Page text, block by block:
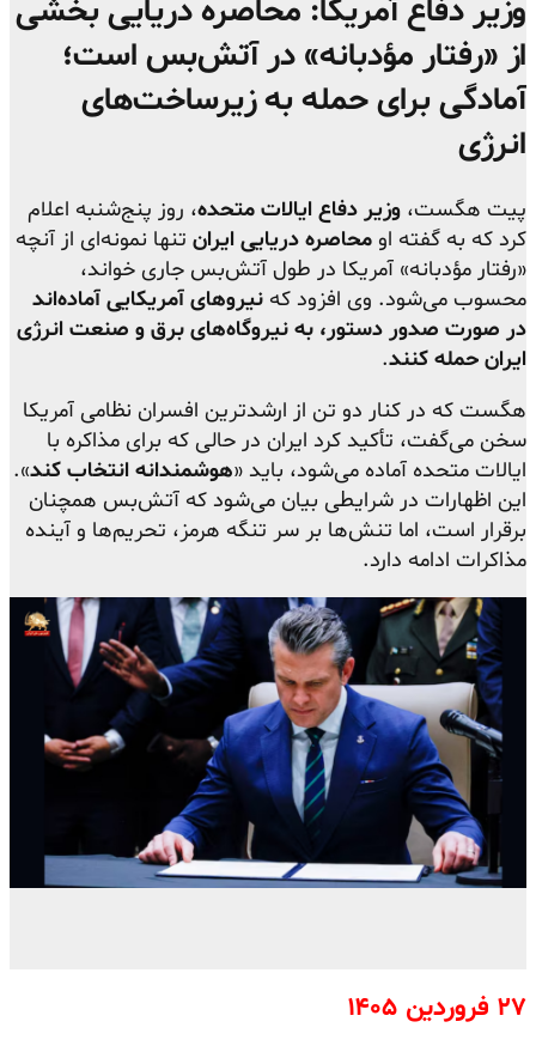
وزیر دفاع آمریکا: محاصره دریایی بخشی
از «رفتار مؤدبانه» در آتش‌بس است؛
آمادگی برای حمله به زیرساخت‌های
انرژی
پیت هگست، وزیر دفاع ایالات متحده، روز پنج‌شنبه اعلام
کرد که به گفته او محاصره دریایی ایران تنها نمونه‌ای از آنچه
«رفتار مؤدبانه» آمریکا در طول آتش‌بس جاری خواند،
محسوب می‌شود. وی افزود که نیروهای آمریکایی آماده‌اند
در صورت صدور دستور، به نیروگاه‌های برق و صنعت انرژی
ایران حمله کنند.
هگست که در کنار دو تن از ارشدترین افسران نظامی آمریکا
سخن می‌گفت، تأکید کرد ایران در حالی که برای مذاکره با
ایالات متحده آماده می‌شود، باید «هوشمندانه انتخاب کند».
این اظهارات در شرایطی بیان می‌شود که آتش‌بس همچنان
برقرار است، اما تنش‌ها بر سر تنگه هرمز، تحریم‌ها و آینده
مذاکرات ادامه دارد.
۲۷ فروردین ۱۴۰۵